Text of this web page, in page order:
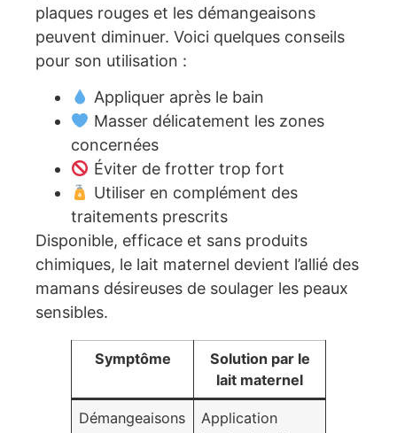
plaques rouges et les démangeaisons
peuvent diminuer. Voici quelques conseils
pour son utilisation :
Appliquer après le bain
Masser délicatement les zones
concernées
Éviter de frotter trop fort
Utiliser en complément des
traitements prescrits
Disponible, efficace et sans produits
chimiques, le lait maternel devient l’allié des
mamans désireuses de soulager les peaux
sensibles.
Symptôme
Solution par le
lait maternel
Démangeaisons
Application